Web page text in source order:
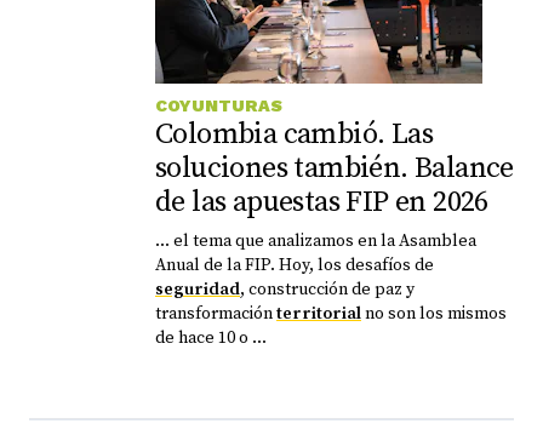
COYUNTURAS
Colombia cambió. Las
soluciones también. Balance
de las apuestas FIP en 2026
... el tema que analizamos en la Asamblea
Anual de la FIP. Hoy, los desafíos de
seguridad, construcción de paz y
transformaciónterritorialno son los mismos
de hace 10 o ...